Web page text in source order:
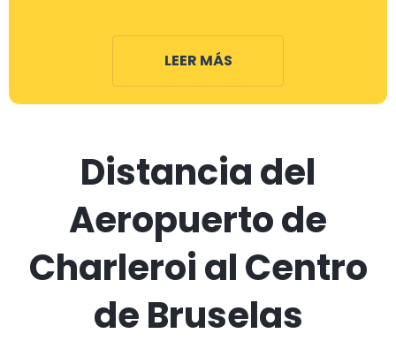
LEER MÁS
Distancia del
Aeropuerto de
Charleroi al Centro
de Bruselas